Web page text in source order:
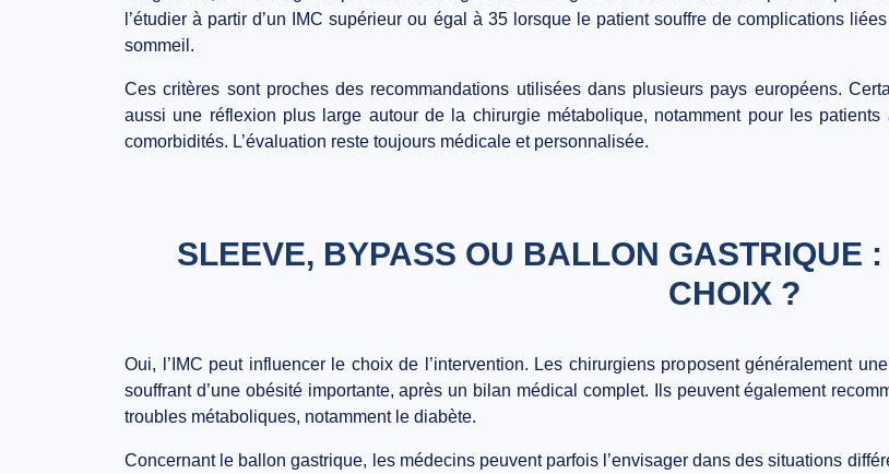
l’étudier à partir d’un IMC supérieur ou égal à 35 lorsque le patient souffre de complications
sommeil.
Ces critères sont proches des recommandations utilisées dans plusieurs pays européens.
aussi une réflexion plus large autour de la chirurgie métabolique, notamment pour les
comorbidités. L’évaluation reste toujours médicale et personnalisée.
SLEEVE, BYPASS OU BALLON GASTRIQUE :
CHOIX ?
Oui, l’IMC peut influencer le choix de l’intervention. Les chirurgiens proposent généralement
souffrant d’une obésité importante, après un bilan médical complet. Ils peuvent également
troubles métaboliques, notamment le diabète.
Concernant le ballon gastrique, les médecins peuvent parfois l’envisager dans des situations